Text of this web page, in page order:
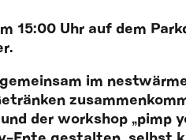
15:00 Uhr auf dem
im
der workshop „pimp